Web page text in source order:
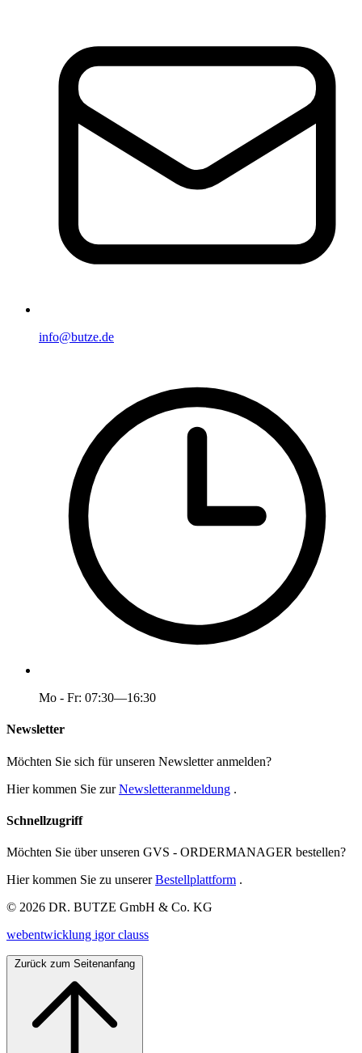
info@butze.de
Mo - Fr: 07:30—16:30
Newsletter
Möchten Sie sich für unseren Newsletter anmelden?
Hier kommen Sie zurNewsletteranmeldung .
Schnellzugriff
Möchten Sie über unseren GVS - ORDERMANAGER bestellen?
Hier kommen Sie zu unsererBestellplattform .
© 2026 DR. BUTZE GmbH & Co. KG
webentwicklung igor clauss
Zurück zum Seitenanfang